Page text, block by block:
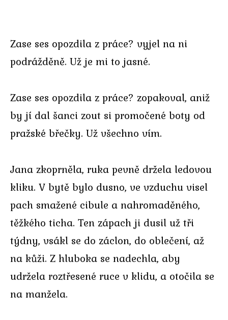
Zase ses opozdila z práce? vyjel na ni
podrážděně. Už je mi to jasné.
Zase ses opozdila z práce? zopakoval, aniž
by jí dal šanci zout si promočené boty od
pražské břečky. Už všechno vím.
Jana zkoprněla, ruka pevně držela ledovou
kliku. V bytě bylo dusno, ve vzduchu visel
pach smažené cibule a nahromaděného,
těžkého ticha. Ten zápach ji dusil už tři
týdny, vsákl se do záclon, do oblečení, až
na kůži. Z hluboka se nadechla, aby
udržela roztřesené ruce v klidu, a otočila se
na manžela.